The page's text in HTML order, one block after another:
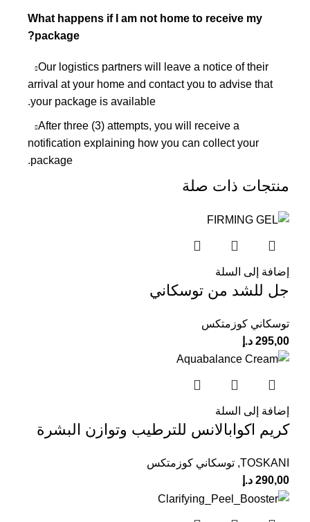
What happens if I am not home to receive my
package?
Our logistics partners will leave a notice of their
arrival at your home and contact you to advise that
your package is available.
After three (3) attempts, you will receive a
notification explaining how you can collect your
package.
منتجات ذات صلة
إضافة إلى السلة
جل للشد من توسكاني
توسكاني كوزمتكس
295,00 د.إ
إضافة إلى السلة
كريم اكوابالانس للترطيب وتوازن البشرة
TOSKANI
, توسكاني كوزمتكس
290,00 د.إ